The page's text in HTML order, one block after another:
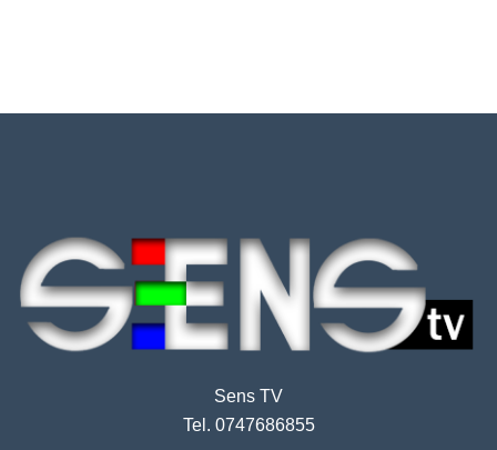
Sens TV
Tel. 0747686855